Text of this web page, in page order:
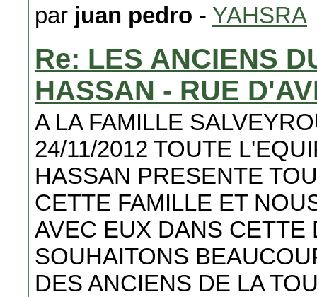
par juan pedro - YAHSRA
Re: LES ANCIENS
HASSAN - RUE
A LA FAMILLE
24/11/2012 TOUTE
HASSAN PRESENTE
CETTE FAMILLE ET
AVEC EUX DANS CETTE
SOUHAITONS
DES ANCIENS DE LA